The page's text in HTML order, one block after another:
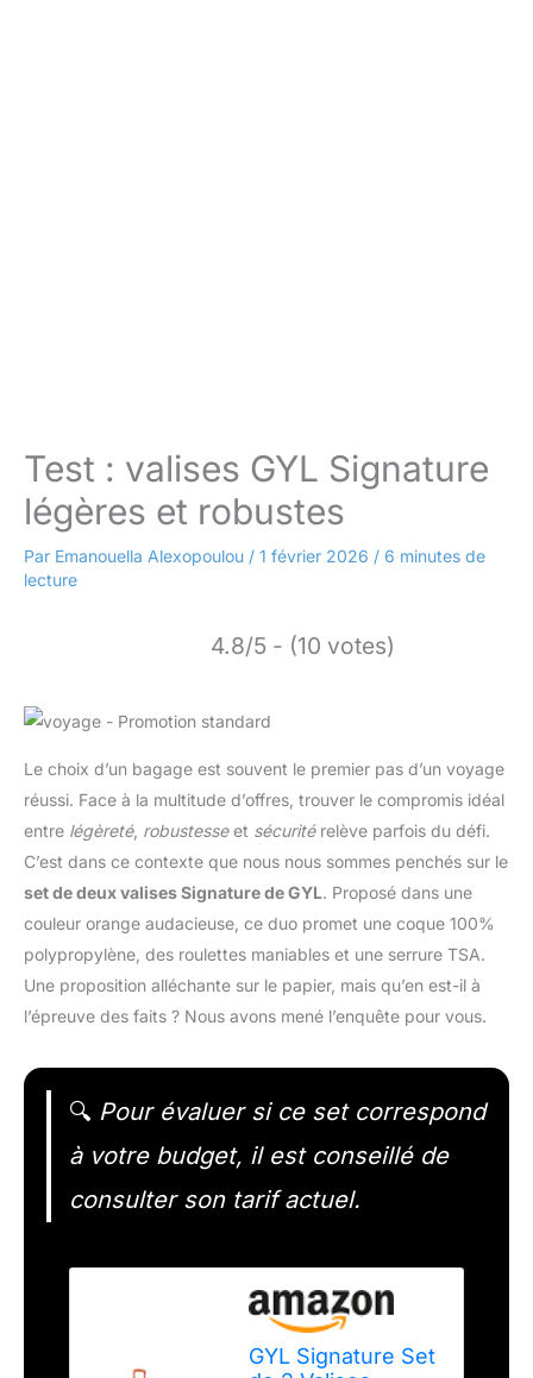
Test : valises GYL Signature
légères et robustes
Par Emanouella Alexopoulou / 1 février 2026 / 6 minutes de
lecture
4.8/5 - (10 votes)
Le choix d’un bagage est souvent le premier pas d’un voyage
réussi. Face à la multitude d’offres, trouver le compromis idéal
entre légèreté, robustesseet sécuritérelève parfois du défi.
C’est dans ce contexte que nous nous sommes penchés sur le
set de deux valises Signature de GYL. Proposé dans une
couleur orange audacieuse, ce duo promet une coque 100%
polypropylène, des roulettes maniables et une serrure TSA.
Une proposition alléchante sur le papier, mais qu’en est-il à
l’épreuve des faits ? Nous avons mené l’enquête pour vous.
🔍 Pour évaluer si ce set correspond
à votre budget, il est conseillé de
consulter son tarif actuel.
GYL Signature Set